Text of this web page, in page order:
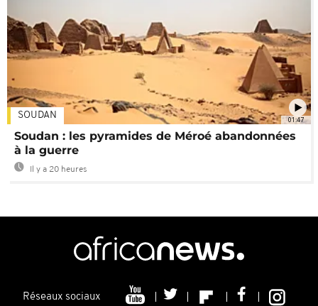
01:47
SOUDAN
Soudan : les pyramides de Méroé abandonnées
à la guerre
Il y a 20 heures
Réseaux sociaux